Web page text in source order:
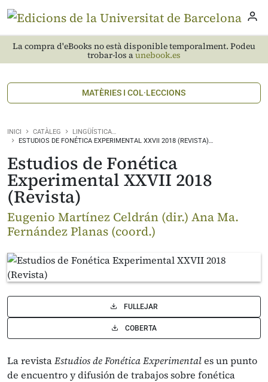
La compra d'eBooks no està disponible temporalment. Podeu
trobar-los aunebook.es
MATÈRIES I COL·LECCIONS
INICI CATÀLEG
LINGÜÍSTICA…
ESTUDIOS DE FONÉTICA EXPERIMENTAL XXVII 2018 (REVISTA)…
Estudios de Fonética
Experimental XXVII 2018
(Revista)
Eugenio Martínez Celdrán (dir.) Ana Ma.
Fernández Planas (coord.)
FULLEJAR
COBERTA
La revistaEstudios de Fonética Experimentales un punto
de encuentro y difusión de trabajos sobre fonética